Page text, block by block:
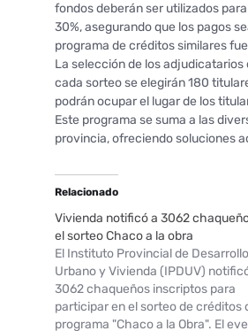
fondos deberán ser utilizados
30%, asegurando que los pagos
programa de créditos similares
La selección de los
cada sorteo se elegirán 180
podrán ocupar el lugar de los
Este programa se suma a las
provincia, ofreciendo soluciones
Relacionado
Vivienda notificó a 3062
el sorteo Chaco a la obra
El Instituto Provincial de Desarrollo
Urbano y Vivienda (IPDUV)
3062 chaqueños inscriptos para
participar en el sorteo de créditos
programa "Chaco a la Obra". El